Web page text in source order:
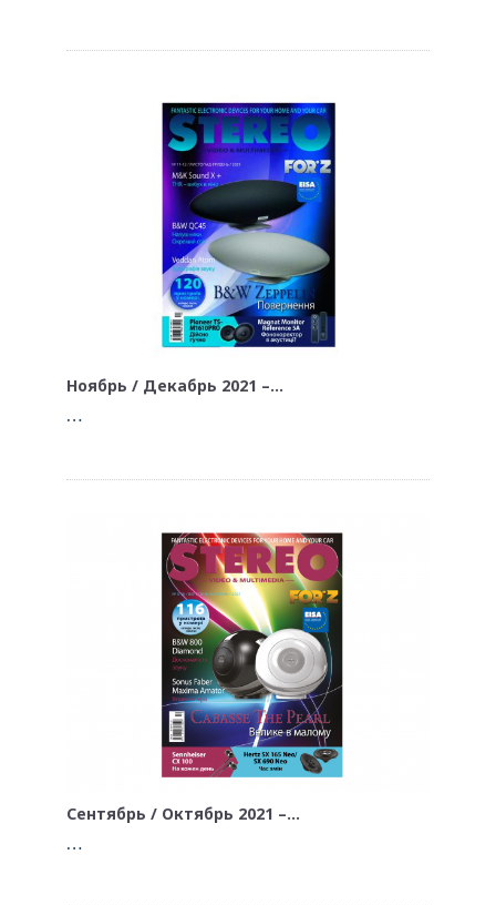
Ноябрь / Декабрь 2021 –…
…
Сентябрь / Октябрь 2021 –…
…